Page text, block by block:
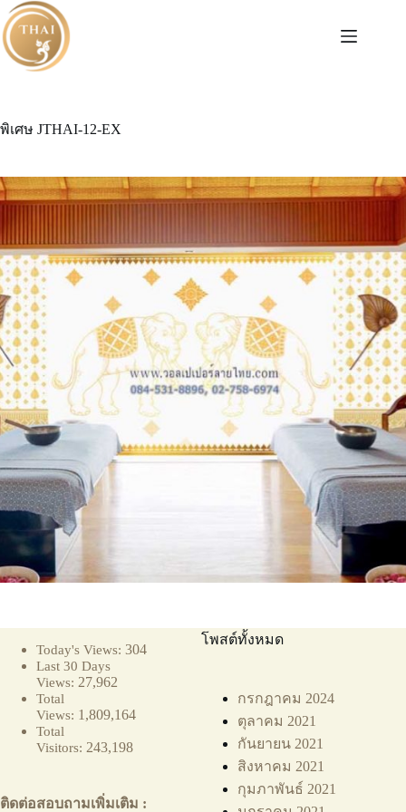
Skip
to
content
พิเศษ JTHAI-12-EX
Today's Views: 304
Last 30 Days
Views: 27,962
Total
Views: 1,809,164
Total
Visitors: 243,198
ติดต่อสอบถามเพิ่มเติม :
โพสต์ทั้งหมด
กรกฎาคม 2024
ตุลาคม 2021
กันยายน 2021
สิงหาคม 2021
กุมภาพันธ์ 2021